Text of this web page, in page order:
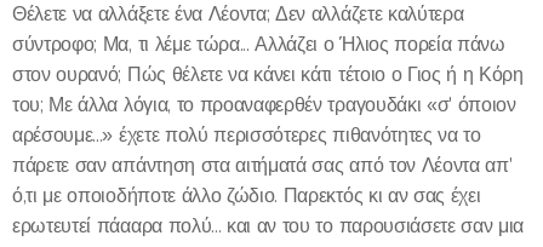
Θέλετε να αλλάξετε ένα Λέοντα; Δεν αλλάζετε καλύτερα
σύντροφο; Μα, τι λέμε τώρα... Αλλάζει ο Ήλιος πορεία πάνω
στον ουρανό; Πώς θέλετε να κάνει κάτι τέτοιο ο Γιος ή η Κόρη
του; Με άλλα λόγια, το προαναφερθέν τραγουδάκι «σ' όποιον
αρέσουμε...» έχετε πολύ περισσότερες πιθανότητες να το
πάρετε σαν απάντηση στα αιτήματά σας από τον Λέοντα απ'
ό,τι με οποιοδήποτε άλλο ζώδιο. Παρεκτός κι αν σας έχει
ερωτευτεί πάααρα πολύ... και αν του το παρουσιάσετε σαν μια